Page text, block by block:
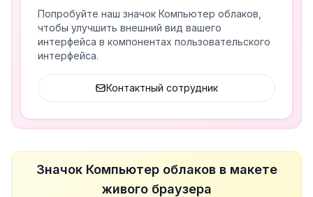
Попробуйте наш значок Компьютер облаков,
чтобы улучшить внешний вид вашего
интерфейса в компонентах пользовательского
интерфейса.
Контактный сотрудник
Значок Компьютер облаков в макете
живого браузера